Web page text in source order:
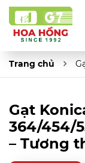
Trang chủ
Gạt
364/454/
– Tương